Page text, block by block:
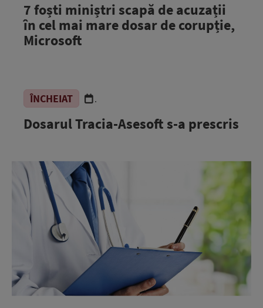
7 foști miniștri scapă de acuzații
în cel mai mare dosar de corupție,
Microsoft
ÎNCHEIAT .
Dosarul Tracia-Asesoft s-a prescris